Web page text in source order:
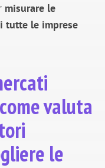
misurare le
tutte le imprese
valuta
le